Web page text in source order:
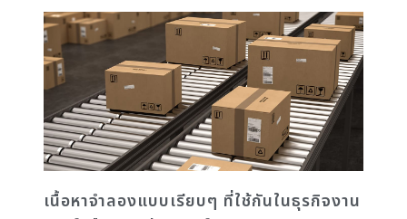
เนื้อหาจำลองแบบเรียบๆ ที่ใช้กันในธุรกิจงาน